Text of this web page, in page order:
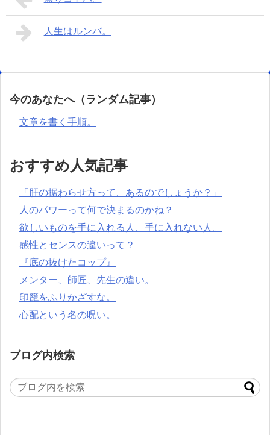
人生はルンバ。
今のあなたへ（ランダム記事）
文章を書く手順。
おすすめ人気記事
「肝の据わらせ方って、あるのでしょうか？」
人のパワーって何で決まるのかね？
欲しいものを手に入れる人、手に入れない人。
感性とセンスの違いって？
『底の抜けたコップ』
メンター、師匠、先生の違い。
印籠をふりかざすな。
心配という名の呪い。
ブログ内検索